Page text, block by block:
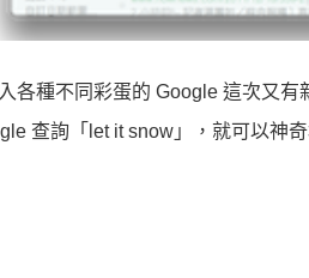
各種不同彩蛋的 Google 這次又
查詢「let it snow」，就可以神